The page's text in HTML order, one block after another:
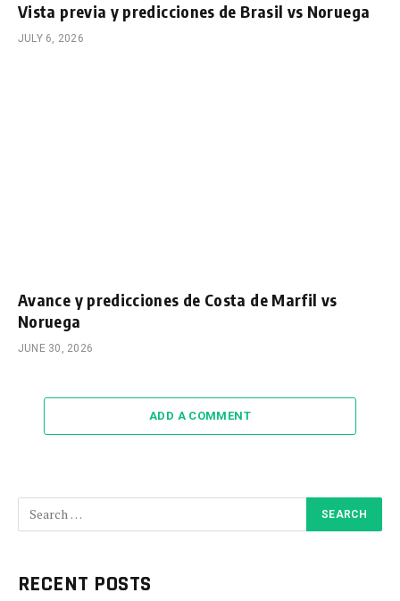
Vista previa y predicciones de Brasil vs Noruega
JULY 6, 2026
Avance y predicciones de Costa de Marfil vs
Noruega
JUNE 30, 2026
ADD A COMMENT
RECENT POSTS